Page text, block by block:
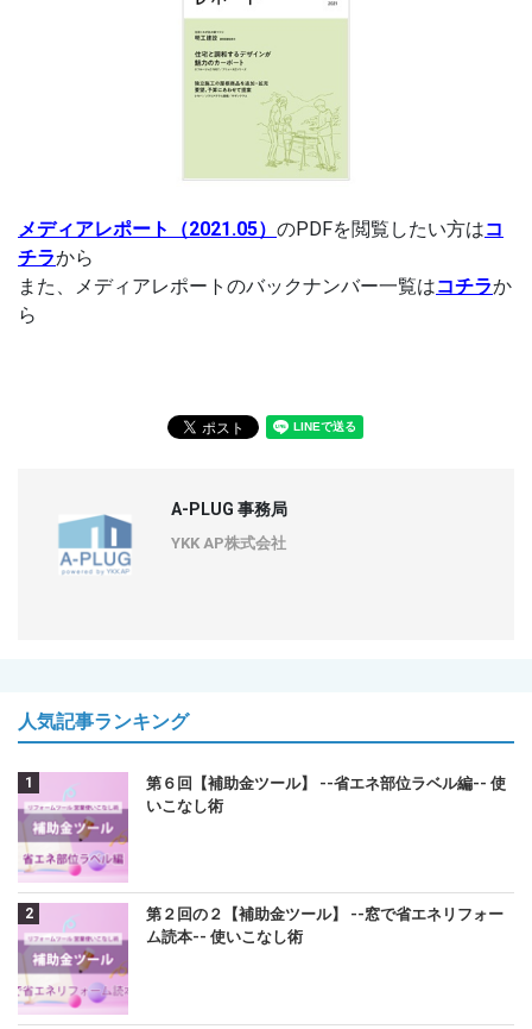
メディアレポート（2021.05） のPDFを閲覧したい方はコ
チラから
また、メディアレポートのバックナンバー一覧はコチラか
ら
A-PLUG 事務局
YKK AP株式会社
人気記事ランキング
第６回【補助金ツール】 --省エネ部位ラベル編-- 使
いこなし術
第２回の２【補助金ツール】 --窓で省エネリフォー
ム読本-- 使いこなし術